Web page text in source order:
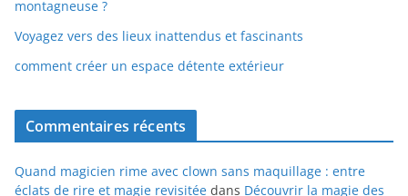
montagneuse ?
Voyagez vers des lieux inattendus et fascinants
comment créer un espace détente extérieur
Commentaires récents
Quand magicien rime avec clown sans maquillage : entre
éclats de rire et magie revisitée dans Découvrir la magie des